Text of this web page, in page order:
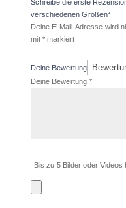
Schreibe die erste
verschiedenen Größen“
Deine E-Mail-Adresse wird
mit *markiert
Deine Bewertung
Deine Bewertung *
Bis zu 5 Bilder oder Videos